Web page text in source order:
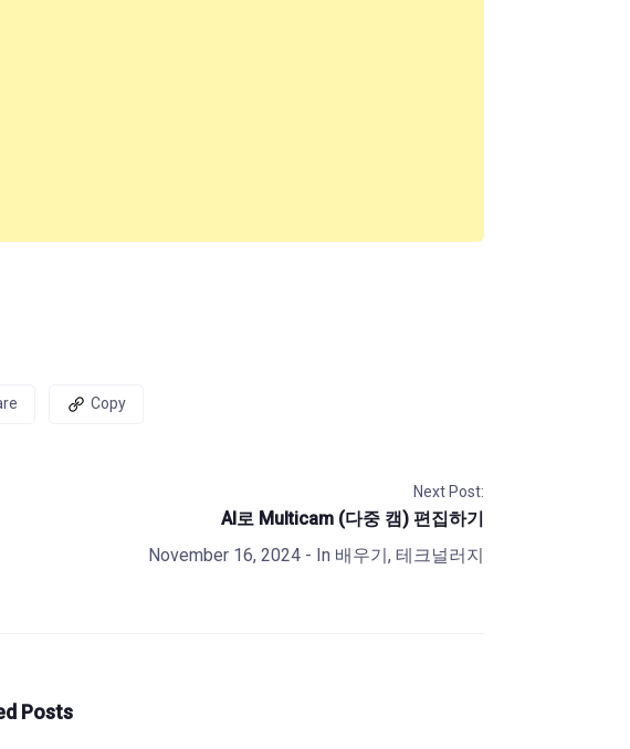
Copy
Next Post:
AI로 Multicam (다중 캠) 편집하기
November 16, 2024 - In 배우기, 테크널러지
Posts